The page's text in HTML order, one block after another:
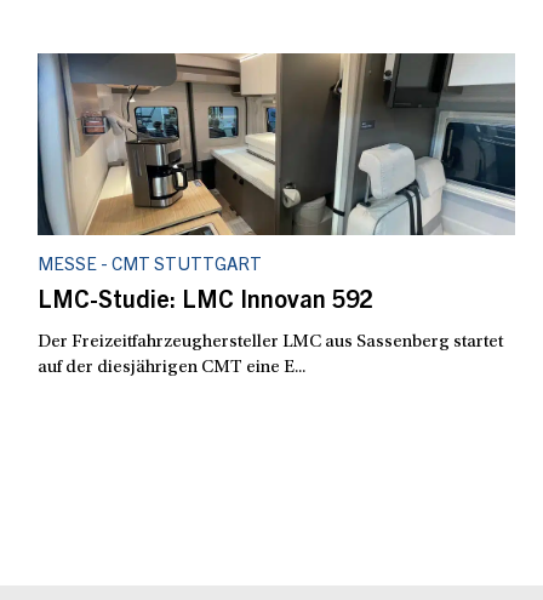
MESSE - CMT STUTTGART
LMC-Studie: LMC Innovan 592
Der Freizeitfahrzeughersteller LMC aus Sassenberg startet
auf der diesjährigen CMT eine E...